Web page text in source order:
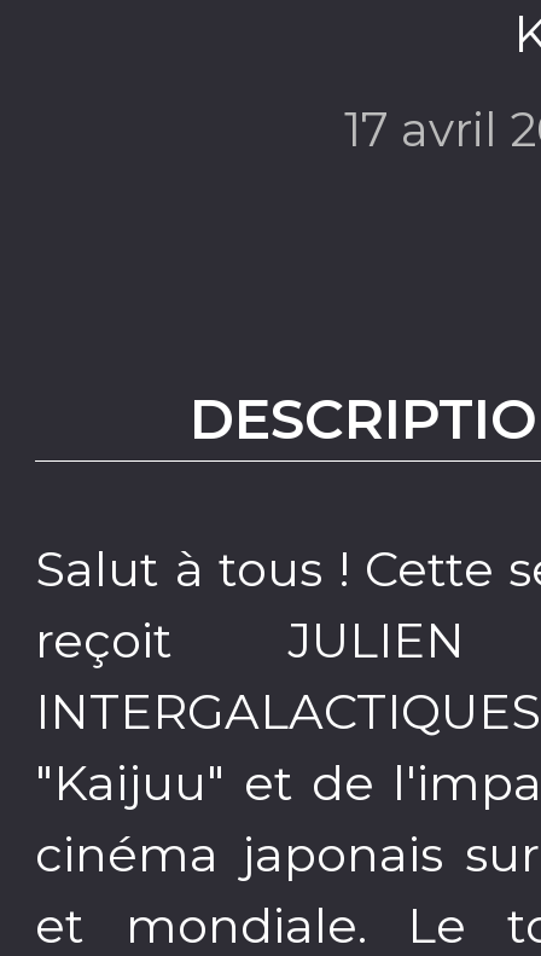
17 avril
Salut à tous ! Cette
reçoit
"Kaijuu" et de
cinéma japonais
et mondiale. Le